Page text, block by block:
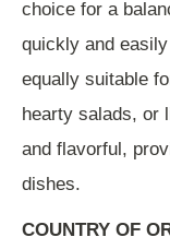
choice for a
quickly and
equally suitable
hearty salads, or
and flavorful,
dishes.
COUNTRY OF